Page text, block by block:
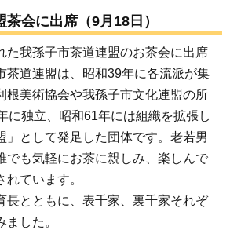
会に出席（9月18日）
た我孫子市茶道連盟のお茶会に出席
茶道連盟は、昭和39年に各流派が集
根美術協会や我孫子市文化連盟の所
に独立、昭和61年には組織を拡張し
」として発足した団体です。老若男
でも気軽にお茶に親しみ、楽しんで
れています。
長とともに、表千家、裏千家それぞ
した。